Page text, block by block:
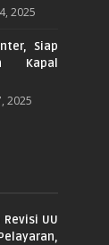
2025
Siap
Kapal
2025
UU